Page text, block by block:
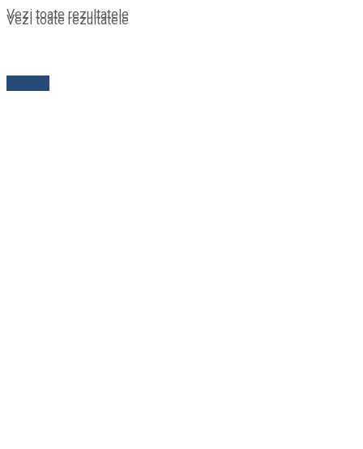
Vezi toate rezultatele
Vezi toate rezultatele